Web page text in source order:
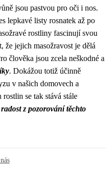
jsou pastvou pro oči i nos.
lepkavé listy rosnatek až po
rostliny fascinují svou
že jejich masožravost je dělá
člověka jsou zcela neškodné a
. Dokážou totiž účinně
v našich domovech a
se tak stává stále
z pozorování těchto